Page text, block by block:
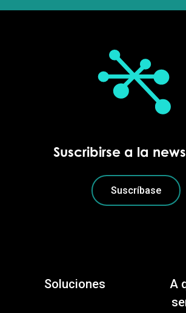
Suscribirse a la
Suscríbase
Soluciones
A